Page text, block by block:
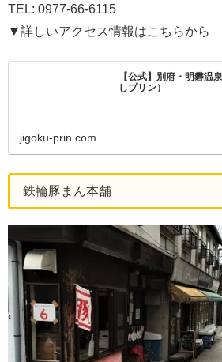
TEL: 0977-66-6115
▼詳しいアクセス情報はこちらから
【公式】別府・明礬温
しプリン）
jigoku-prin.com
鉄輪豚まん本舗